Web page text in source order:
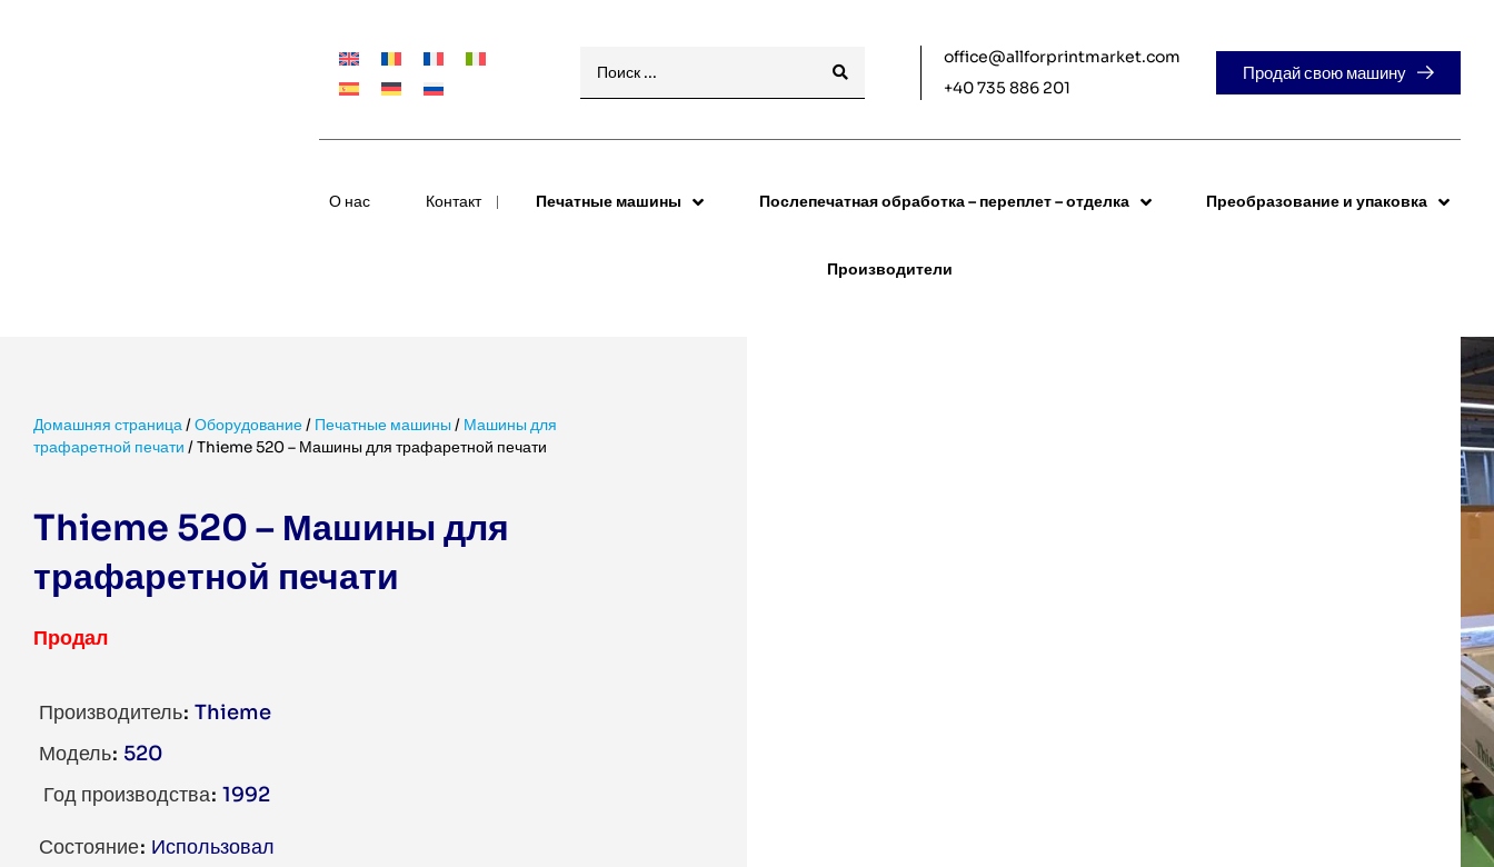
office@allforprintmarket.com
+40 735 886 201
Продай свою машину
О нас Контакт Печатные машины Послепечатная обработка – переплет – отделка Преобразование и упаковка
Производители
Домашняя страница/Оборудование/ Печатные машины / Машины для
трафаретной печати /Thieme 520 – Машины для трафаретной печати
Thieme 520 – Машины для
трафаретной печати
Продал
Производитель Thieme
Модель 520
Год производства 1992
Состояние Использовал